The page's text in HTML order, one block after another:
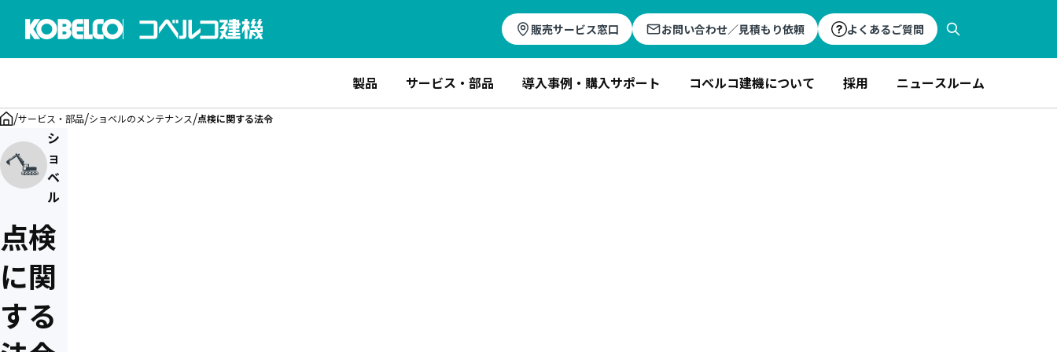
販売サービス窓口 お問い合わせ／見積もり依頼 よくあるご質問
製品 サービス・部品 導入事例・購入サポート コベルコ建機について 採用
ニュースルーム
/サービス・部品/ショベルのメンテナンス/点検に関する法令
シ
ョ
ベ
ル
点検
に関
する
定期自主検査と特定自主検査 大型特殊自動車 定期点検